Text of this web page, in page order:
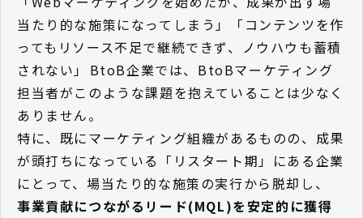
当たり的な施策になってしまう」「コンテンツを作
ってもリソース不足で継続できず、ノウハウも蓄積
されない」――BtoB企業では、BtoBマーケティング
担当者がこのような課題を抱えていることは少なく
ありません。
特に、既にマーケティング組織があるものの、成果
が頭打ちになっている「リスタート期」にある企業
にとって、場当たり的な施策の実行から脱却し、
事業貢献につながるリード(MQL)を安定的に獲得